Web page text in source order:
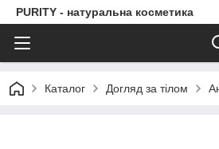
PURITY - натуральна косметика
Каталог Догляд за тілом